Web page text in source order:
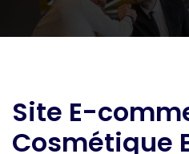
Site E-
Cosmétique